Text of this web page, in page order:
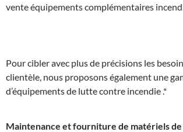
vente équipements complémentaires
Pour cibler avec plus de précisions les
clientèle, nous proposons également une
d’équipements de lutte contre incendie .*
Maintenance et fourniture de matériels